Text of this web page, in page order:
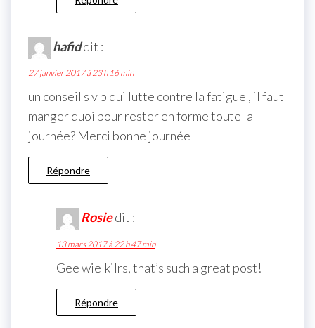
hafiddit :
27 janvier 2017 à 23 h 16 min
un conseil s v p qui lutte contre la fatigue , il faut
manger quoi pour rester en forme toute la
journée? Merci bonne journée
Répondre
Rosiedit :
13 mars 2017 à 22 h 47 min
Gee wielkilrs, that’s such a great post!
Répondre